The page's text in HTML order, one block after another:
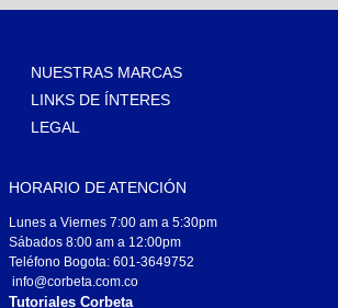
NUESTRAS MARCAS
LINKS DE ÍNTERES
LEGAL
HORARIO DE ATENCIÓN
Lunes a Viernes 7:00 am a 5:30pm
Sábados 8:00 am a 12:00pm
Teléfono Bogota: 601-3649752
info@corbeta.com.co
Tutoriales Corbeta